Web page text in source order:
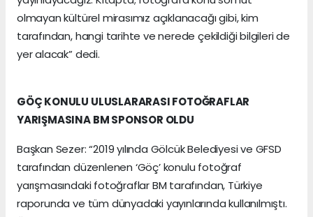
olmayan kültürel mirasımız açıklanacağı gibi, kim
tarafından, hangi tarihte ve nerede çekildiği bilgileri de
yer alacak” dedi.
GÖÇ KONULU ULUSLARARASI FOTOĞRAFLAR
YARIŞMASINA BM SPONSOR OLDU
Başkan Sezer: “2019 yılında Gölcük Belediyesi ve GFSD
tarafından düzenlenen ‘Göç’ konulu fotoğraf
yarışmasındaki fotoğraflar BM tarafından, Türkiye
raporunda ve tüm dünyadaki yayınlarında kullanılmıştı.